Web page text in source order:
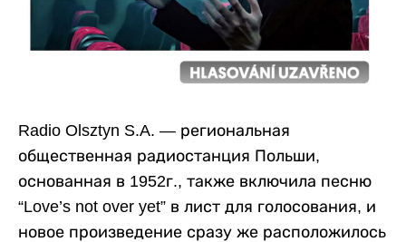
Radio Olsztyn S.A. — региональная
общественная радиостанция Польши,
основанная в 1952г., также включила песню
“Love’s not over yet” в лист для голосования, и
новое произведение сразу же расположилось